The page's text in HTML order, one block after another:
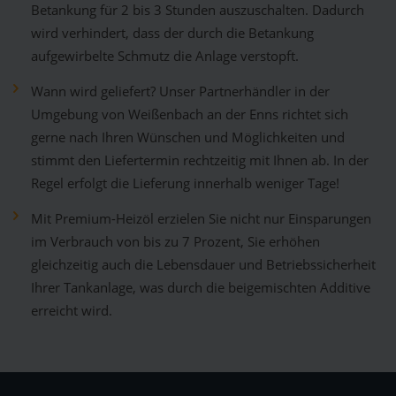
Betankung für 2 bis 3 Stunden auszuschalten. Dadurch
wird verhindert, dass der durch die Betankung
aufgewirbelte Schmutz die Anlage verstopft.
Wann wird geliefert? Unser Partnerhändler in der
Umgebung von Weißenbach an der Enns richtet sich
gerne nach Ihren Wünschen und Möglichkeiten und
stimmt den Liefertermin rechtzeitig mit Ihnen ab. In der
Regel erfolgt die Lieferung innerhalb weniger Tage!
Mit Premium-Heizöl erzielen Sie nicht nur Einsparungen
im Verbrauch von bis zu 7 Prozent, Sie erhöhen
gleichzeitig auch die Lebensdauer und Betriebssicherheit
Ihrer Tankanlage, was durch die beigemischten Additive
erreicht wird.